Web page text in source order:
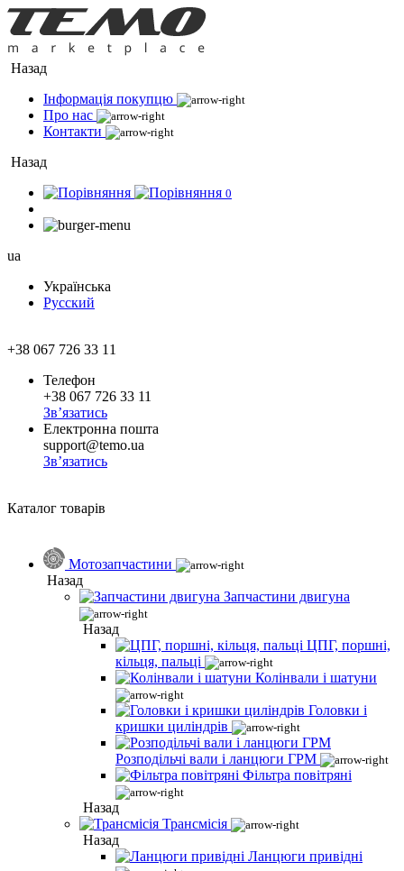
Назад
Інформація покупцю
Про нас
Контакти
Назад
0
ua
Українська
Русский
+38 067 726 33 11
Телефон
+38 067 726 33 11
Зв’язатись
Електронна пошта
support@temo.ua
Зв’язатись
Каталог товарів
Мотозапчастини
Назад
Запчастини двигуна
Назад
ЦПГ, поршні,
кільця, пальці
Колінвали і шатуни
Головки і
кришки циліндрів
Розподільчі вали і ланцюги ГРМ
Фільтра повітряні
Назад
Трансмісія
Назад
Ланцюги привідні